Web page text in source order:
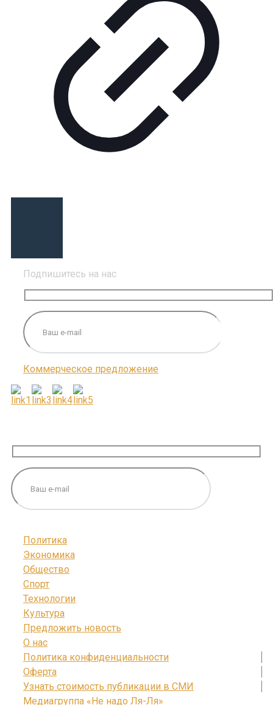
Подпишитесь на нас
Коммерческое предложение
Политика
Экономика
Общество
Спорт
Технологии
Культура
Предложить новость
О нас
Политика конфиденциальности
Оферта
Узнать стоимость публикации в СМИ
Медиагруппа «Не надо Ля-Ля»